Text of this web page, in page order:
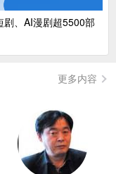
、AI漫剧超5500部
更多内容